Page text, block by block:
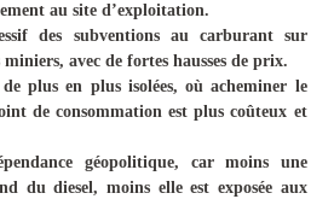
au site d’exploitation.
des subventions au carburant sur
avec de fortes hausses de prix.
plus en plus isolées, où acheminer le
de consommation est plus coûteux et
géopolitique, car moins une
du diesel, moins elle est exposée aux